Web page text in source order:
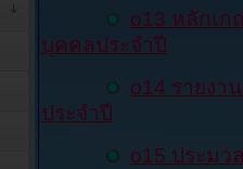
o13 หลักเ
บุคคลประจำปี
o14 รายง
ประจำปี
o15 ประมว